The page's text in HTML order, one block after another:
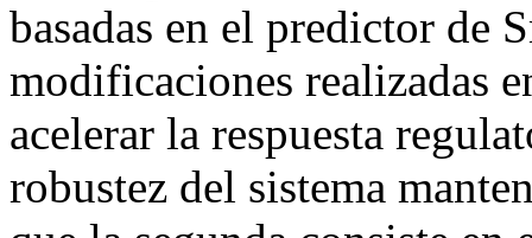
basadas en el predictor de
modificaciones realizadas
acelerar la respuesta
robustez del sistema